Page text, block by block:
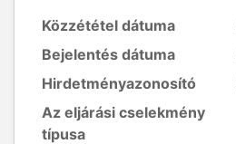
Közzététel dátuma
Bejelentés dátuma
Hirdetményazonosító
Az eljárási cselekmény
típusa